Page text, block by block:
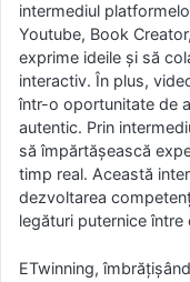
intermediul
Youtube, Book
exprime ideile și să
interactiv. În plus,
într-o oportunitate de
autentic. Prin
să împărtășească
timp real. Această
dezvoltarea
legături puternice
ETwinning,